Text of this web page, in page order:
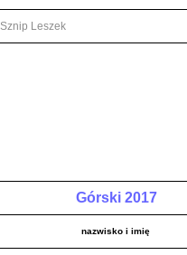
Sznip Leszek
Górski 2017
nazwisko i imię